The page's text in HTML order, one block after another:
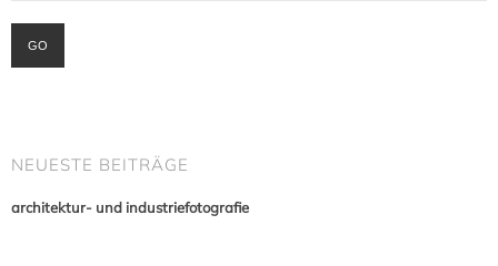
NEUESTE BEITRÄGE
architektur- und industriefotografie